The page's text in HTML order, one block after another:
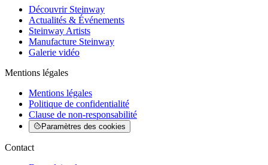
Découvrir Steinway
Actualités & Événements
Steinway Artists
Manufacture Steinway
Galerie vidéo
Mentions légales
Mentions légales
Politique de confidentialité
Clause de non-responsabilité
Paramètres des cookies
Contact